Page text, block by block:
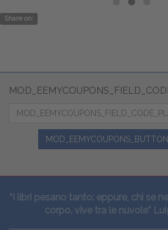
Share on:
“I libri pesano tanto: eppure, chi se
corpo, vive tra le nuvole”